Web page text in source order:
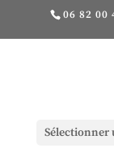
06 82 00
Sélectionner